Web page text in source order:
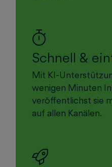
Schnell &
Mit KI-
wenigen Minuten
veröffentlichst sie
auf allen Kanälen.